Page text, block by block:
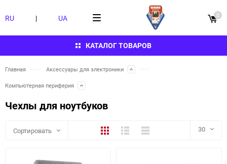
КАТАЛОГ ТОВАРОВ
RU | UA 0
Главная Аксессуары для электроники
Компьютерная периферия
Чехлы для ноутбуков
Сортировать ПлиткаПодробноКомпактно 30